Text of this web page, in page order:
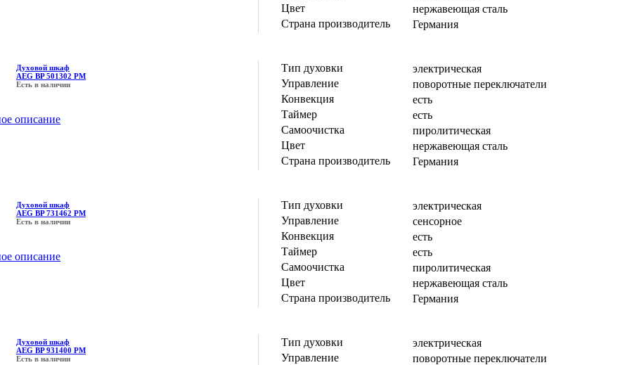
Цвет
нержавеющая сталь
Страна производитель
Германия
Духовой шкаф
AEG BP 501302 PM
Есть в наличии
Тип духовки
электрическая
Управление
поворотные переключатели
Конвекция
есть
Таймер
есть
Самоочистка
пиролитическая
Цвет
нержавеющая сталь
Страна производитель
Германия
описание
Духовой шкаф
AEG BP 731462 PM
Есть в наличии
Тип духовки
электрическая
Управление
сенсорное
Конвекция
есть
Таймер
есть
Самоочистка
пиролитическая
Цвет
нержавеющая сталь
Страна производитель
Германия
описание
Духовой шкаф
AEG BP 931400 PM
Есть в наличии
Тип духовки
электрическая
Управление
поворотные переключатели